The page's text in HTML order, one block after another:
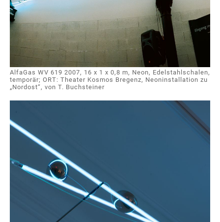
AlfaGas WV 619 2007, 16 x 1 x 0,8 m, Neon, Edelstahlschalen,
temporär; ORT: Theater Kosmos Bregenz, Neoninstallation zu
„Nordost“, von T. Buchsteiner